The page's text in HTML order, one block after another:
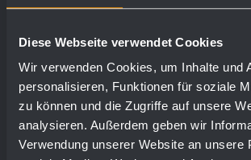
Diese Webseite verwendet Cookies
Wir verwenden Cookies, um Inhalte und
personalisieren, Funktionen für soziale
zu können und die Zugriffe auf unsere
analysieren. Außerdem geben wir
Verwendung unserer Website an unsere